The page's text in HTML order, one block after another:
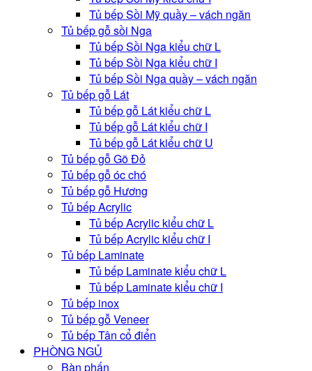
Tủ bếp Sồi Mỹ quầy – vách ngăn
Tủ bếp gỗ sồi Nga
Tủ bếp Sồi Nga kiểu chữ L
Tủ bếp Sồi Nga kiểu chữ I
Tủ bếp Sồi Nga quầy – vách ngăn
Tủ bếp gỗ Lát
Tủ bếp gỗ Lát kiểu chữ L
Tủ bếp gỗ Lát kiểu chữ I
Tủ bếp gỗ Lát kiểu chữ U
Tủ bếp gỗ Gõ Đỏ
Tủ bếp gỗ óc chó
Tủ bếp gỗ Hương
Tủ bếp Acrylic
Tủ bếp Acrylic kiểu chữ L
Tủ bếp Acrylic kiểu chữ I
Tủ bếp Laminate
Tủ bếp Laminate kiểu chữ L
Tủ bếp Laminate kiểu chữ I
Tủ bếp inox
Tủ bếp gỗ Veneer
Tủ bếp Tân cổ điển
PHÒNG NGỦ
Bàn phấn